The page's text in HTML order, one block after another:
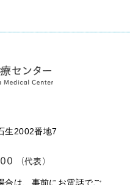
生2002番地7
（代表）
合は、事前にお電話でご